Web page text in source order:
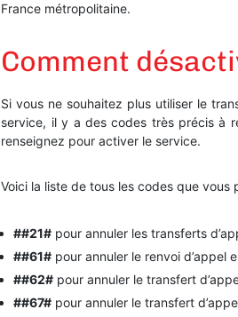
France métropolitaine.
Comment
Si vous ne souhaitez plus utiliser le
service, il y a des codes très précis à
renseignez pour activer le service.
Voici la liste de tous les codes que
##21# pour annuler les transferts
##61# pour annuler le renvoi d’appel
##62# pour annuler le transfert
##67# pour annuler le transfert